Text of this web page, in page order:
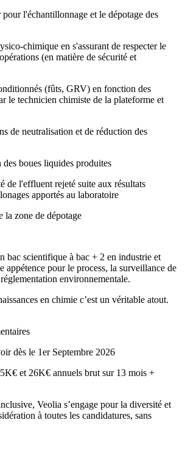
l'échantillonnage et le dépotage des
chimique en s'assurant de respecter le
(en matière de sécurité et
(fûts, GRV) en fonction des
le technicien chimiste de la plateforme et
de neutralisation et de réduction des
boues liquides produites
de l'effluent rejeté suite aux résultats
apportés au laboratoire
la zone de dépotage
bac scientifique à bac + 2 en industrie et
appétence pour le process, la surveillance de
environnementale.
en chimie c’est un véritable atout.
dès le 1er Septembre 2026
et 26K€ annuels brut sur 13 mois +
Veolia s’engage pour la diversité et
à toutes les candidatures, sans